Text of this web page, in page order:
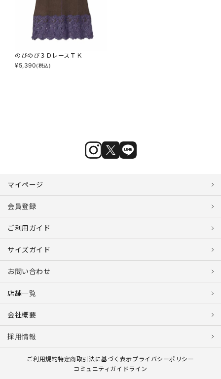
のびのび３ＤレースＴＫ
¥5,390(税込)
マイページ
会員登録
ご利用ガイド
サイズガイド
お問い合わせ
店舗一覧
会社概要
採用情報
ご利用規約特定商取引法に基づく表示プライバシーポリシー
コミュニティガイドライン